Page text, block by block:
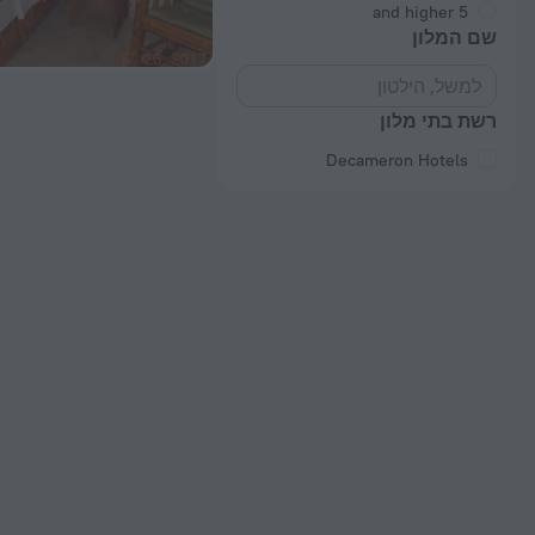
5 and higher
שם המלון
רשת בתי מלון
Decameron Hotels